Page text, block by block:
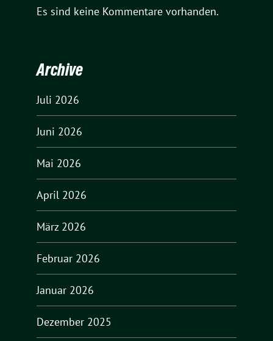
Es sind keine Kommentare vorhanden.
Archive
Juli 2026
Juni 2026
Mai 2026
April 2026
März 2026
Februar 2026
Januar 2026
Dezember 2025